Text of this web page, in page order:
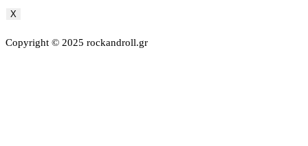
X
Copyright © 2025 rockandroll.gr